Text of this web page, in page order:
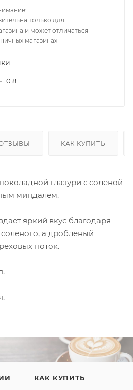
только для
и может отличаться
магазинах
0.8
КАК КУПИТЬ
глазури с соленой
миндалем.
яркий вкус благодаря
соленого, а дробленый
ноток.
КАК КУПИТЬ